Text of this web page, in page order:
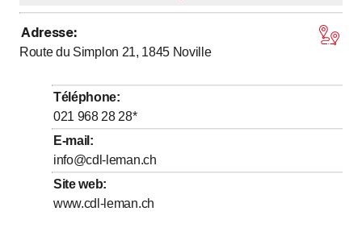
Lundi jusqu’à
00
Mardi
Mercredi
8:00- jusqu’à
18:00
Jeudi
Vendredi
Samedi
Dimanche
Adresse:
Route du Simplon 21, 1845 Noville
Téléphone:
021 968 28 28*
E-mail :
info@cdl-leman.ch
Site web:
www.cdl-leman.ch